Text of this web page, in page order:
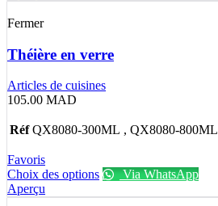
Fermer
Théière en verre
Articles de cuisines
105.00 MAD
Réf QX8080-300ML , QX8080-800ML
Favoris
Choix des options
Via WhatsApp
Aperçu